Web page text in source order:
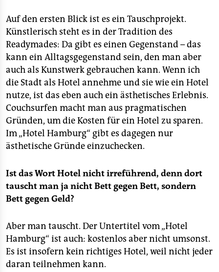
Auf den ersten Blick ist es ein Tauschprojekt.
Künstlerisch steht es in der Tradition des
Readymades: Da gibt es einen Gegenstand – das
kann ein Alltagsgegenstand sein, den man aber
auch als Kunstwerk gebrauchen kann. Wenn ich
die Stadt als Hotel annehme und sie wie ein Hotel
nutze, ist das eben auch ein ästhetisches Erlebnis.
Couchsurfen macht man aus pragmatischen
Gründen, um die Kosten für ein Hotel zu sparen.
Im „Hotel Hamburg“ gibt es dagegen nur
ästhetische Gründe einzuchecken.
Ist das Wort Hotel nicht irreführend, denn dort
tauscht man ja nicht Bett gegen Bett, sondern
Bett gegen Geld?
Aber man tauscht. Der Untertitel vom „Hotel
Hamburg“ ist auch: kostenlos aber nicht umsonst.
Es ist insofern kein richtiges Hotel, weil nicht jeder
daran teilnehmen kann.